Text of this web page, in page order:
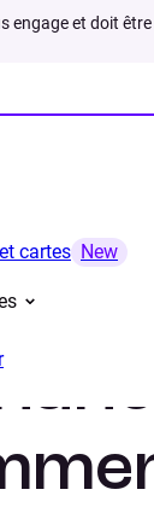
engage et doit
cartes New
Financer